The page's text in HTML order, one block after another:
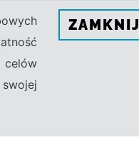
ZAMKNIJ